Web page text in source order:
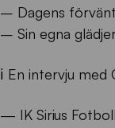
– Dagens
– Sin egna
ℹ️ En intervju med
— IK Sirius